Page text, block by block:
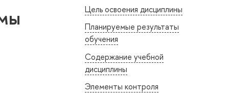
Цель освоения дисциплины
Планируемые результаты
обучения
Содержание учебной
дисциплины
Элементы контроля